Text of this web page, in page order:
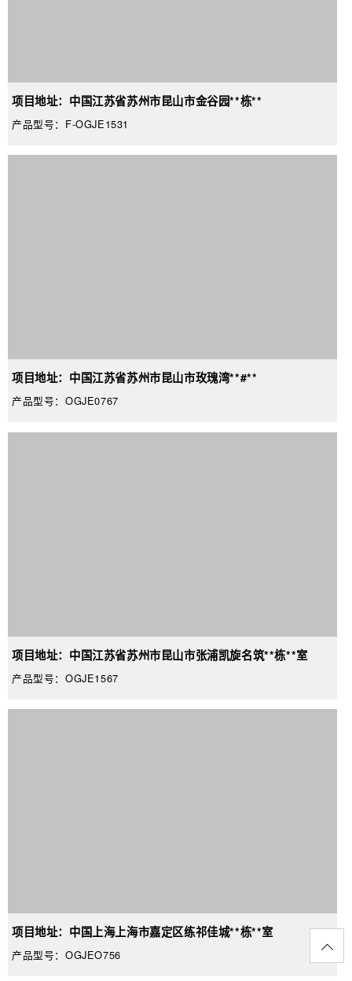
项目地址：中国江苏省苏州市昆山市金谷园**栋**
产品型号：F-OGJE1531
项目地址：中国江苏省苏州市昆山市玫瑰湾**#**
产品型号：OGJE0767
项目地址：中国江苏省苏州市昆山市张浦凯旋名筑**栋**室
产品型号：OGJE1567
项目地址：中国上海上海市嘉定区练祁佳城**栋**室
产品型号：OGJEO756